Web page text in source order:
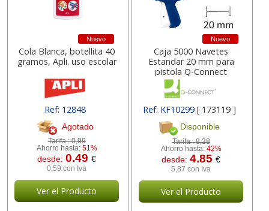
Nuevo
Cola Blanca, botellita 40
gramos, Apli. uso escolar
Ref: 12848
Agotado
Tarifa :0,99
Ahorro hasta: 51%
desde:0.49€
0,59 con Iva
Ver el Producto
Nuevo
Caja 5000 Navetes
Estandar 20 mm para
pistola Q-Connect
Ref: KF10299 [ 173119 ]
Disponible
Tarifa :8,38
Ahorro hasta: 42%
desde:4.85€
5,87 con Iva
Ver el Producto